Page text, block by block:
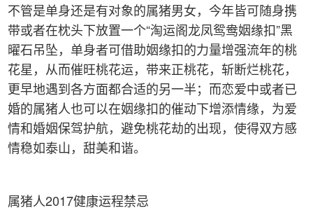
不管是单身还是有对象的属猪男女，今年皆可随身携
带或者在枕头下放置一个“淘运阁龙凤鸳鸯姻缘扣”黑
曜石吊坠，单身者可借助姻缘扣的力量增强流年的桃
花星，从而催旺桃花运，带来正桃花，斩断烂桃花，
更早地遇到各方面都合适的另一半；而恋爱中或者已
婚的属猪人也可以在姻缘扣的催动下增添情缘，为爱
情和婚姻保驾护航，避免桃花劫的出现，使得双方感
情稳如泰山，甜美和谐。
属猪人2017健康运程禁忌